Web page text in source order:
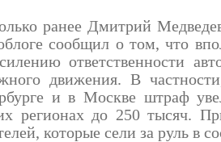
ранее Дмитрий
сообщил о том, что
ответственности
движения. В
и в Москве штраф
регионах до 250 тысяч.
которые сели за руль в